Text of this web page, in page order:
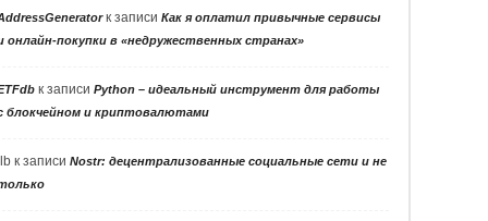
к записиКак я оплатил привычные сервисы
онлайн-покупки в «недружественных странах»
к записиPython – идеальный инструмент для работы
блокчейном и криптовалютами
к записиNostr: децентрализованные социальные сети и не